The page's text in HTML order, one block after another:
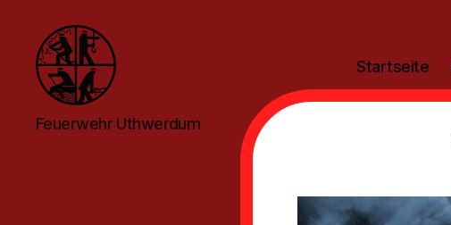
Feuerwehr
Uthwerdum
Feuerwehr Uthwerdum
Startseite